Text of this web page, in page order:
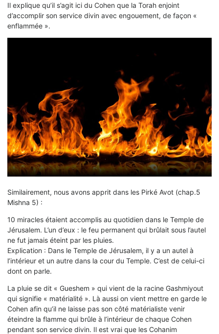
Il explique qu’il s’agit ici du Cohen que la Torah enjoint
d’accomplir son service divin avec engouement, de façon «
enflammée ».
Similairement, nous avons apprit dans les Pirké Avot (chap.5
Mishna 5) :
10 miracles étaient accomplis au quotidien dans le Temple de
Jérusalem. L’un d’eux : le feu permanent qui brûlait sous l’autel
ne fut jamais éteint par les pluies.
Explication : Dans le Temple de Jérusalem, il y a un autel à
l’intérieur et un autre dans la cour du Temple. C’est de celui-ci
dont on parle.
La pluie se dit « Gueshem » qui vient de la racine Gashmiyout
qui signifie « matérialité ». Là aussi on vient mettre en garde le
Cohen afin qu’il ne laisse pas son côté matérialiste venir
éteindre la flamme qui brûle à l’intérieur de chaque Cohen
pendant son service divin. Il est vrai que les Cohanim